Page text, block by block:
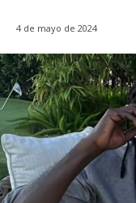
4 de mayo de 2024